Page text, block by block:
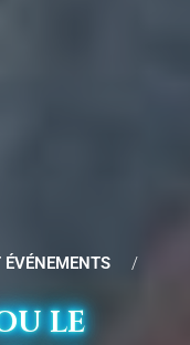
ÉVÉNEMENTS
/
le